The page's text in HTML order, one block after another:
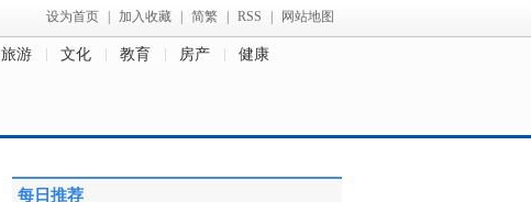
设为首页 加入收藏 简繁 RSS 网站地图
旅游 文化 教育 房产 健康
每日推荐